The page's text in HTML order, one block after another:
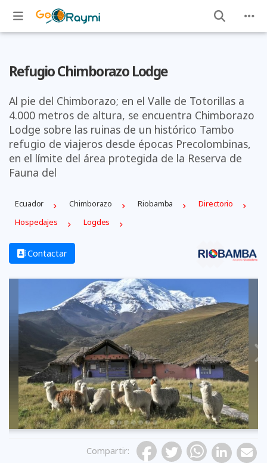
Refugio Chimborazo Lodge
Al pie del Chimborazo; en el Valle de Totorillas a
4.000 metros de altura, se encuentra Chimborazo
Lodge sobre las ruinas de un histórico Tambo
refugio de viajeros desde épocas Precolombinas,
en el límite del área protegida de la Reserva de
Fauna del
Ecuador Chimborazo Riobamba
Directorio
Hospedajes
Logdes
Contactar
Previous
Compartir: